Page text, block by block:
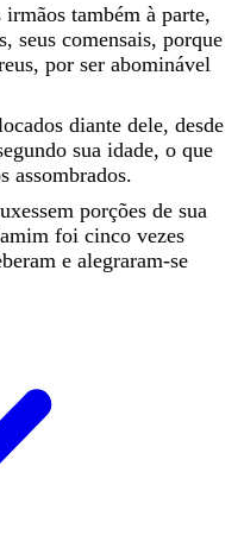
irmãos também à parte,
, seus comensais, porque
, por ser abominável
diante dele, desde
sua idade, o que
assombrados.
porções de sua
foi cinco vezes
e alegraram-se